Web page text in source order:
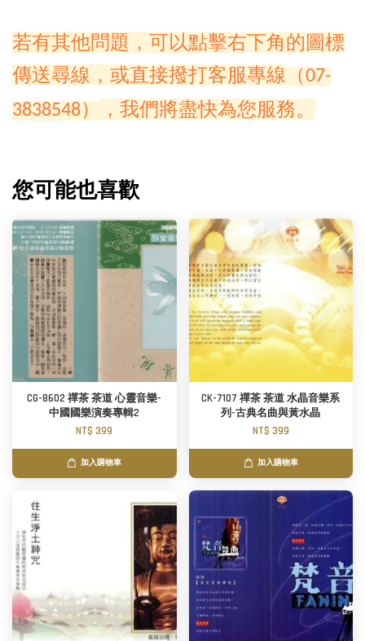
若有其他問題，可以點擊右下角的圖標
傳送尋線，或直接撥打客服專線 （07-
3838548）
，我們將盡快為您服務。
您可能也喜歡
CG-8602 禪茶 茶道 心靈音樂-
中國國樂演奏專輯2
NT$ 399
加入購物車
CK-7107 禪茶 茶道 水晶音樂系
列-古典名曲與黃水晶
NT$ 399
加入購物車